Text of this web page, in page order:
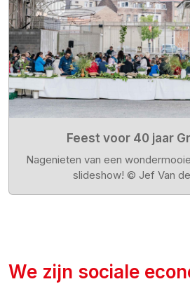
Feest voor 40 jaar
Nagenieten van een
slideshow! © Jef Van
We zijn sociale